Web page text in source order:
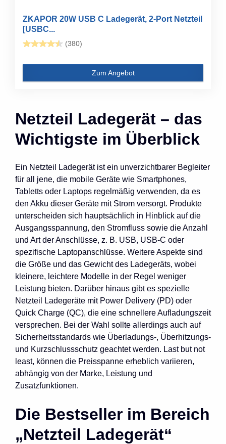
ZKAPOR 20W USB C Ladegerät, 2-Port Netzteil
[USBC...
(380)
Zum Angebot
Netzteil Ladegerät – das
Wichtigste im Überblick
Ein Netzteil Ladegerät ist ein unverzichtbarer Begleiter
für all jene, die mobile Geräte wie Smartphones,
Tabletts oder Laptops regelmäßig verwenden, da es
den Akku dieser Geräte mit Strom versorgt. Produkte
unterscheiden sich hauptsächlich in Hinblick auf die
Ausgangsspannung, den Stromfluss sowie die Anzahl
und Art der Anschlüsse, z. B. USB, USB-C oder
spezifische Laptopanschlüsse. Weitere Aspekte sind
die Größe und das Gewicht des Ladegeräts, wobei
kleinere, leichtere Modelle in der Regel weniger
Leistung bieten. Darüber hinaus gibt es spezielle
Netzteil Ladegeräte mit Power Delivery (PD) oder
Quick Charge (QC), die eine schnellere Aufladungszeit
versprechen. Bei der Wahl sollte allerdings auch auf
Sicherheitsstandards wie Überladungs-, Überhitzungs-
und Kurzschlussschutz geachtet werden. Last but not
least, können die Preisspanne erheblich variieren,
abhängig von der Marke, Leistung und
Zusatzfunktionen.
Die Bestseller im Bereich
„Netzteil Ladegerät“